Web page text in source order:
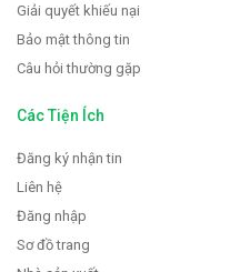
Giải quyết khiếu nại
Bảo mật thông tin
Câu hỏi thường gặp
Các Tiện Ích
Đăng ký nhận tin
Liên hệ
Đăng nhập
Sơ đồ trang